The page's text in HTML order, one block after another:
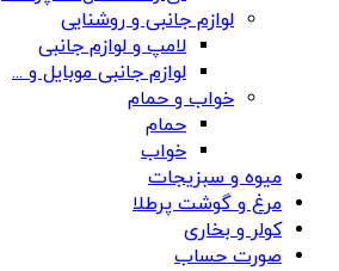
لوازم جانبی و روشنایی
لامپ و لوازم جانبی
لوازم جانبی موبایل و ...
خواب و حمام
حمام
خواب
میوه و سبزیجات
مرغ و گوشت پرطلا
کولر و بخاری
صورت حساب